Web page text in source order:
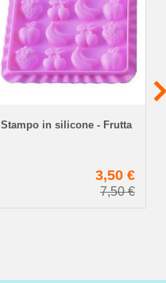
Stampo in silicone - Frutta
3,50 €
7,50 €